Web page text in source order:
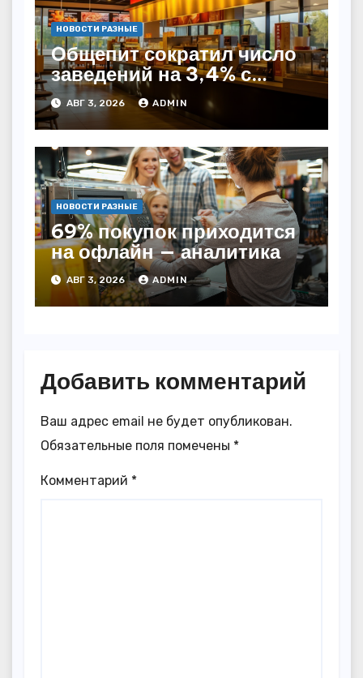
НОВОСТИ РАЗНЫЕ
Общепит сократил число
заведений на 3,4% с
начала года — INFOLine
АВГ 3, 2026 ADMIN
НОВОСТИ РАЗНЫЕ
69% покупок приходится
на офлайн — аналитика
АВГ 3, 2026 ADMIN
Добавить комментарий
Ваш адрес email не будет опубликован.
Обязательные поля помечены *
Комментарий *